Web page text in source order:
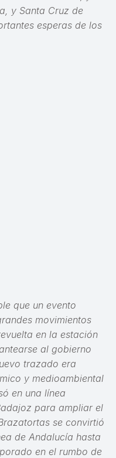
y Santa Cruz de
esperas de los
que un evento
movimientos
en la estación
al gobierno
trazado era
y medioambiental
en una línea
para ampliar el
se convirtió
de Andalucía hasta
en el rumbo de